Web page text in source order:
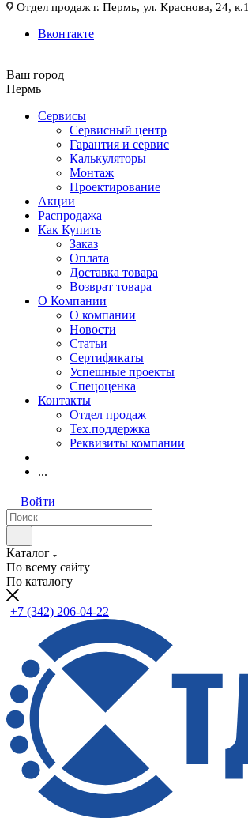
Отдел продаж г. Пермь, ул. Краснова, 24, к.1
Вконтакте
Ваш город
Пермь
Сервисы
Сервисный центр
Гарантия и сервис
Калькуляторы
Монтаж
Проектирование
Акции
Распродажа
Как Купить
Заказ
Оплата
Доставка товара
Возврат товара
О Компании
О компании
Новости
Статьи
Сертификаты
Успешные проекты
Спецоценка
Контакты
Отдел продаж
Тех.поддержка
Реквизиты компании
...
Войти
Каталог
По всему сайту
По каталогу
+7 (342) 206-04-22